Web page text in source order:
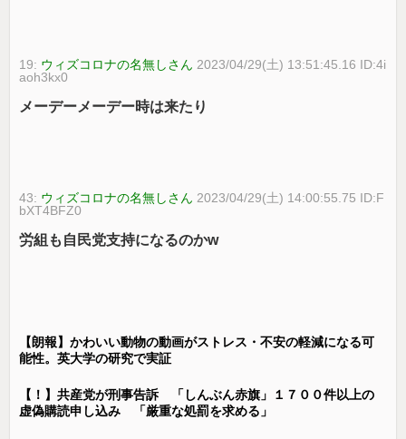
19: ウィズコロナの名無しさん 2023/04/29(土) 13:51:45.16 ID:4i
aoh3kx0
メーデーメーデー時は来たり
43: ウィズコロナの名無しさん 2023/04/29(土) 14:00:55.75 ID:F
bXT4BFZ0
労組も自民党支持になるのかw
【朗報】かわいい動物の動画がストレス・不安の軽減になる可
能性。英大学の研究で実証
【！】共産党が刑事告訴 「しんぶん赤旗」１７００件以上の
虚偽購読申し込み 「厳重な処罰を求める」